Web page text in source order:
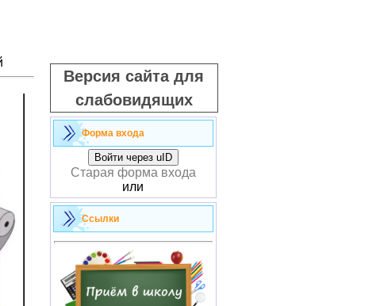
Версия сайта для
слабовидящих
Форма входа
Войти через uID
Старая форма входа
или
Ссылки